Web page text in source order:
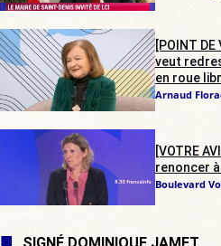
[POINT DE
veut
en roue
Arnaud
[VOTRE
renoncer
Boulevard